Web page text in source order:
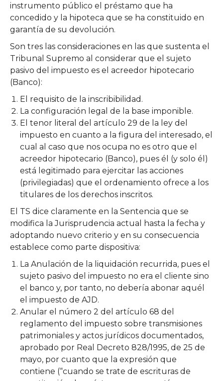
instrumento público el préstamo que ha
concedido y la hipoteca que se ha constituido en
garantía de su devolución.
Son tres las consideraciones en las que sustenta el
Tribunal Supremo al considerar que el sujeto
pasivo del impuesto es el acreedor hipotecario
(Banco):
El requisito de la inscribibilidad.
La configuración legal de la base imponible.
El tenor literal del artículo 29 de la ley del
impuesto en cuanto a la figura del interesado, el
cual al caso que nos ocupa no es otro que el
acreedor hipotecario (Banco), pues él (y solo él)
está legitimado para ejercitar las acciones
(privilegiadas) que el ordenamiento ofrece a los
titulares de los derechos inscritos.
El TS dice claramente en la Sentencia que se
modifica la Jurisprudencia actual hasta la fecha y
adoptando nuevo criterio y en su consecuencia
establece como parte dispositiva:
La Anulación de la liquidación recurrida, pues el
sujeto pasivo del impuesto no era el cliente sino
el banco y, por tanto, no debería abonar aquél
el impuesto de AJD.
Anular el número 2 del artículo 68 del
reglamento del impuesto sobre transmisiones
patrimoniales y actos jurídicos documentados,
aprobado por Real Decreto 828/1995, de 25 de
mayo, por cuanto que la expresión que
contiene (“cuando se trate de escrituras de